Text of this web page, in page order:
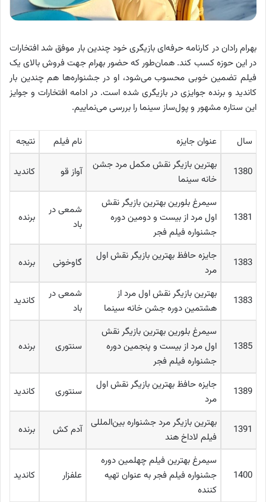
بهرام رادان در کارنامه حرفه‌ای بازیگری خود چندین بار موفق شد افتخارات
در این حوزه کسب کند. همان‌طور که حضور بهرام جهت فروش بالای یک
فیلم تضمین خوبی محسوب می‌شود، او در جشنواره‌ها هم چندین بار
کاندید و برنده جوایزی در بازیگری شده است. در ادامه افتخارات و جوایز
این ستاره مشهور و پول‌ساز سینما را بررسی می‌نماییم.
سال عنوان جایزه نام فیلم نتیجه
1380
بهترین بازیگر نقش مکمل مرد جشن
خانه سینما
آواز قو کاندید
1381
سیمرغ بلورین بهترین بازیگر نقش
اول مرد از بیست و دومین دوره
جشنواره فیلم فجر
شمعی در
باد
برنده
1383
جایزه حافظ بهترین بازیگر نقش اول
مرد
گاوخونی برنده
1383
بهترین بازیگر نقش اول مرد از
هشتمین دوره جشن خانه سینما
شمعی در
باد
کاندید
1385
سیمرغ بلورین بهترین بازیگر نقش
اول مرد از بیست و پنجمین دوره
جشنواره فیلم فجر
سنتوری برنده
1389
جایزه حافظ بهترین بازیگر نقش اول
مرد
سنتوری کاندید
1391
بهترین بازیگر مرد جشنواره بین‌المللی
فیلم لاداخ هند
آدم کش برنده
1400
سیمرغ بهترین فیلم چهلمین دوره
جشنواره فیلم فجر به عنوان تهیه
کننده
علفزار کاندید